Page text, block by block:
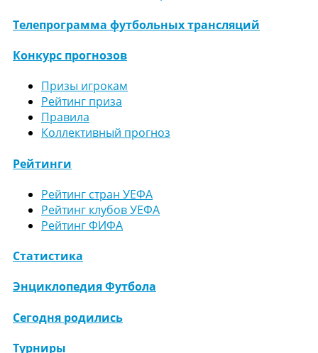
Телепрограмма футбольных трансляций
Конкурс прогнозов
Призы игрокам
Рейтинг приза
Правила
Коллективный прогноз
Рейтинги
Рейтинг стран УЕФА
Рейтинг клубов УЕФА
Рейтинг ФИФА
Статистика
Энциклопедия Футбола
Сегодня родились
Турниры